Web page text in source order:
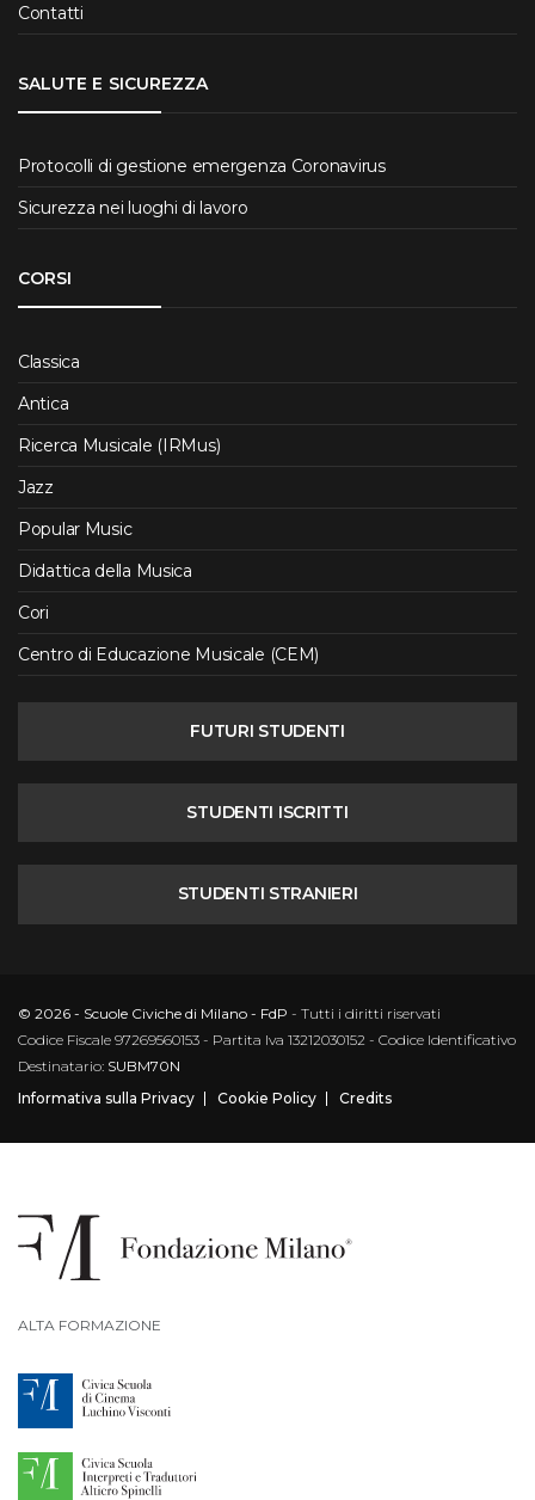
Contatti
SALUTE E SICUREZZA
Protocolli di gestione emergenza Coronavirus
Sicurezza nei luoghi di lavoro
CORSI
Classica
Antica
Ricerca Musicale (IRMus)
Jazz
Popular Music
Didattica della Musica
Cori
Centro di Educazione Musicale (CEM)
FUTURI STUDENTI
STUDENTI ISCRITTI
STUDENTI STRANIERI
© 2026 - Scuole Civiche di Milano - FdP - Tutti i diritti riservati
Codice Fiscale 97269560153 - Partita Iva 13212030152 - Codice Identificativo
Destinatario: SUBM70N
Informativa sulla Privacy
Cookie Policy Credits
ALTA FORMAZIONE